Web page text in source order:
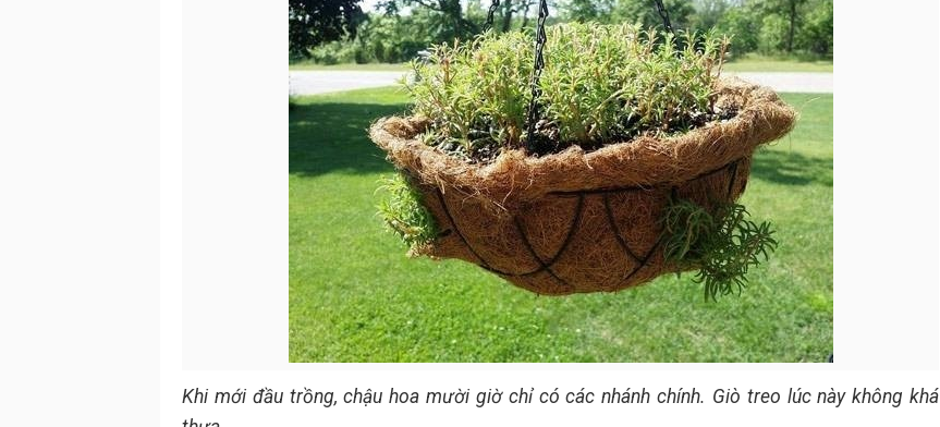
Khi mới đầu trồng, chậu hoa mười giờ chỉ có các nhánh chính. Giò treo lúc này không khá